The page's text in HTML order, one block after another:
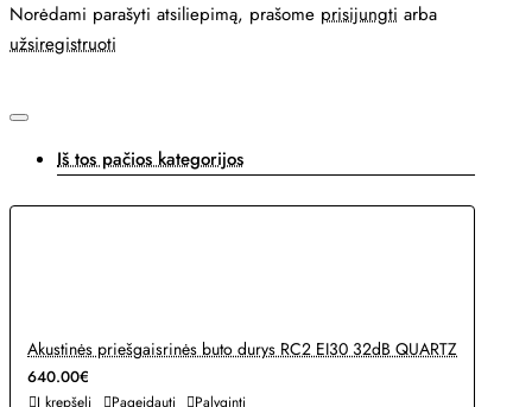
Norėdami parašyti atsiliepimą, prašome prisijungti arba
užsiregistruoti
Iš tos pačios kategorijos
Akustinės priešgaisrinės buto durys RC2 EI30 32dB QUARTZ
640.00€
Į krepšelį Pageidauti Palyginti